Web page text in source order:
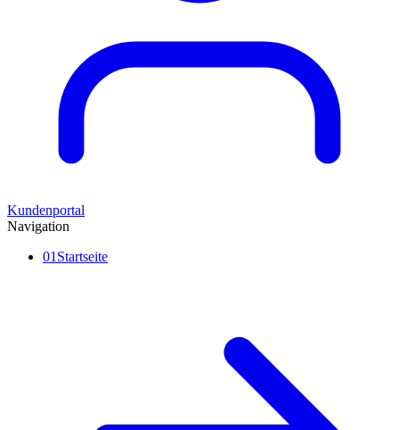
Kundenportal
Navigation
01 Startseite